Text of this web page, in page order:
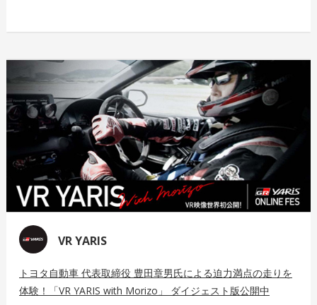
VR YARIS
トヨタ自動車 代表取締役 豊田章男氏による迫力満点の走りを
体験！「VR YARIS with Morizo」 ダイジェスト版公開中